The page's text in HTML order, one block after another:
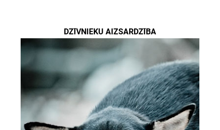
DZĪVNIEKU AIZSARDZĪBA